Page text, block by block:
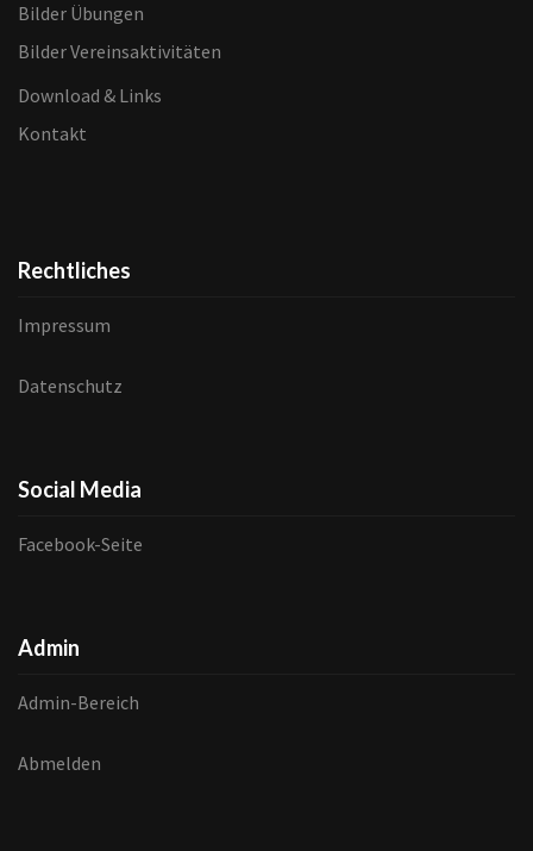
Bilder Übungen
Bilder Vereinsaktivitäten
Download & Links
Kontakt
Rechtliches
Impressum
Datenschutz
Social Media
Facebook-Seite
Admin
Admin-Bereich
Abmelden